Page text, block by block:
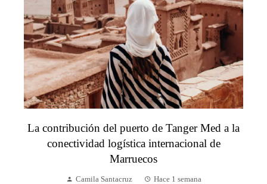
La contribución del puerto de Tanger Med a la
conectividad logística internacional de
Marruecos
Camila Santacruz Hace 1 semana